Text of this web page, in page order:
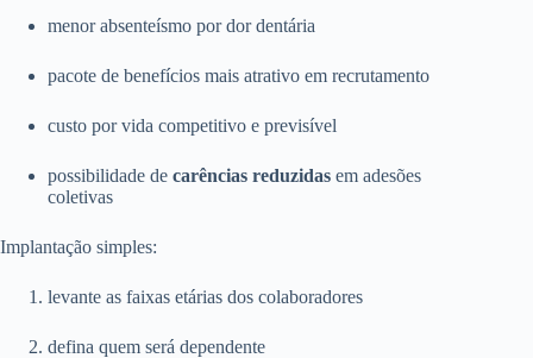
menor absenteísmo por dor dentária
pacote de benefícios mais atrativo em recrutamento
custo por vida competitivo e previsível
possibilidade de carências reduzidas em adesões
coletivas
Implantação simples:
levante as faixas etárias dos colaboradores
defina quem será dependente